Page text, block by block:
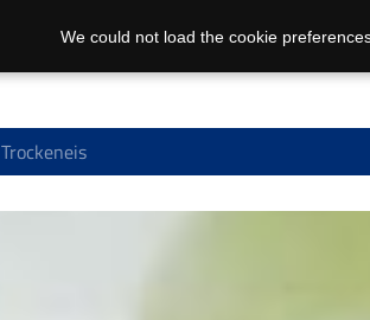
Trockeneis
We could not load the cookie